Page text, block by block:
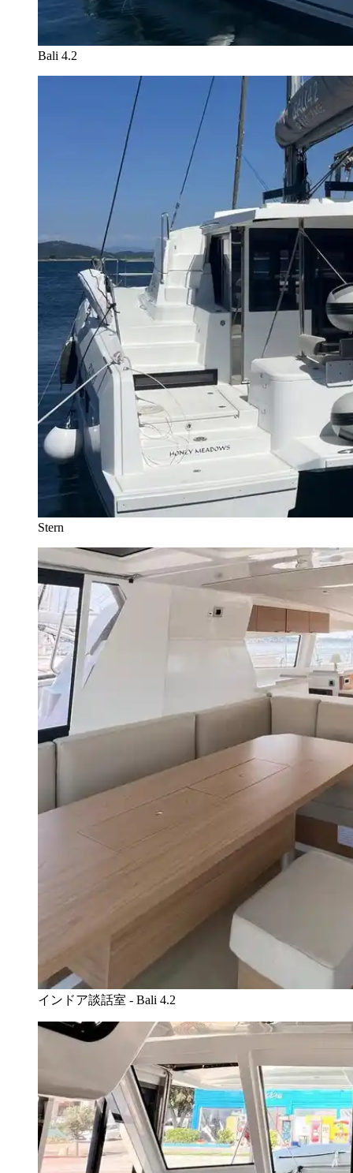
Bali 4.2
Stern
インドア談話室 - Bali 4.2